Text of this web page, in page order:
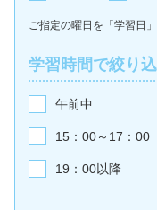
ご指定の曜日を「学習日
学習時間で絞り
午前中
15：00～17：00
19：00以降